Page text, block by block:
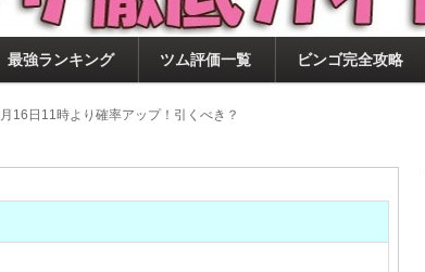
最強ランキング ツム評価一覧 ビンゴ完全攻略
16日11時より確率アップ！引くべき？